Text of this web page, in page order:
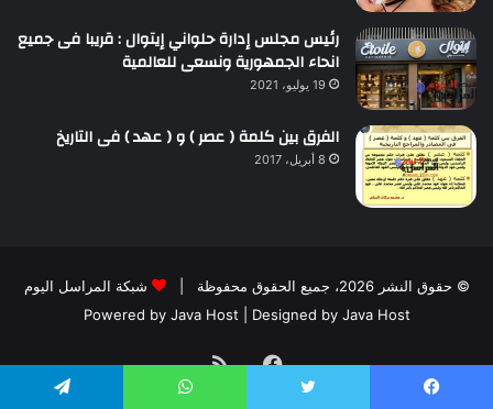
رئيس مجلس إدارة حلواني إيتوال : قريبا فى جميع
انحاء الجمهورية ونسعى للعالمية
19 يوليو، 2021
الفرق بين كلمة ( عصر ) و ( عهد ) فى التاريخ
8 أبريل، 2017
© حقوق النشر 2026، جميع الحقوق محفوظة |
شبكة المراسل اليوم
Powered by Java Host | Designed by Java Host
فيسبوكملخص